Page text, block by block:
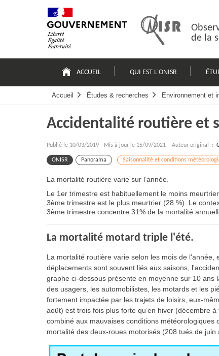
de la
principale
ACCUEIL QUI EST L'ONISR
Accueil Études & recherches Environnement et
Accidentalité routière et
Publié le 10/03/2019 - Mis à jour le 15/09/2021 - Auteur original :
ONISR Panorama Saisonnalité et conditions
La mortalité routière varie sur l’année.
Le 1er trimestre est habituellement le moins
3ème trimestre est le plus meurtrier (28 %). Le
3ème trimestre concentre 31% de la mortalité
La mortalité motard triple l'été.
La mortalité routière varie selon les mois de
déplacements sont souvent liés aux saisons,
graphe ci-dessous présente en moyenne sur 10
des usagers, les automobilistes, les motards et les
fortement impactée par les trajets de loisirs, eux-
août) est trois fois plus forte qu’en hiver (décembre
combiné aux mauvaises conditions
mortalité des deux-roues motorisés (208 tués de juin